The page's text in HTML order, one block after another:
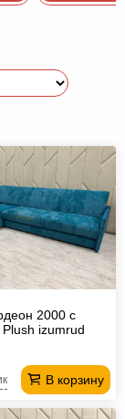
2000 с
izumrud
В корзину